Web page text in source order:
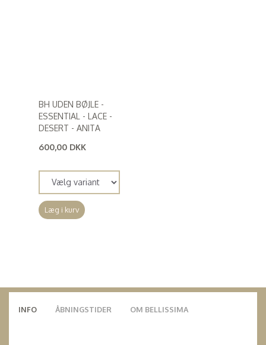
BH UDEN BØJLE -
ESSENTIAL - LACE -
DESERT - ANITA
600,00 DKK
Læg i kurv
INFO ÅBNINGSTIDER OM BELLISSIMA